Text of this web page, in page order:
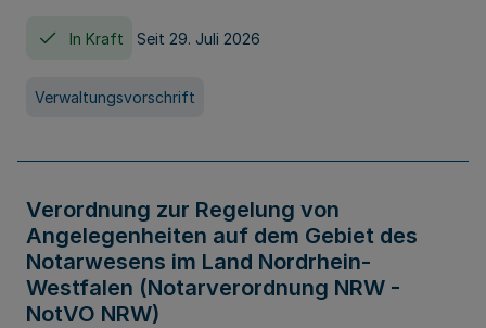
In Kraft Seit 29. Juli 2026
Verwaltungsvorschrift
Verordnung zur Regelung von
Angelegenheiten auf dem Gebiet des
Notarwesens im Land Nordrhein-
Westfalen (Notarverordnung NRW -
NotVO NRW)